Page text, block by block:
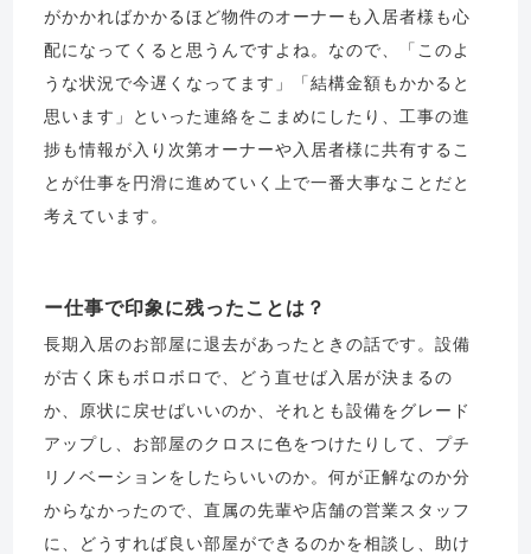
がかかればかかるほど物件のオーナーも入居者様も心
配になってくると思うんですよね。なので、「このよ
うな状況で今遅くなってます」「結構金額もかかると
思います」といった連絡をこまめにしたり、工事の進
捗も情報が入り次第オーナーや入居者様に共有するこ
とが仕事を円滑に進めていく上で一番大事なことだと
考えています。
仕事で印象に残ったことは？
長期入居のお部屋に退去があったときの話です。設備
が古く床もボロボロで、どう直せば入居が決まるの
か、原状に戻せばいいのか、それとも設備をグレード
アップし、お部屋のクロスに色をつけたりして、プチ
リノベーションをしたらいいのか。何が正解なのか分
からなかったので、直属の先輩や店舗の営業スタッフ
に、どうすれば良い部屋ができるのかを相談し、助け